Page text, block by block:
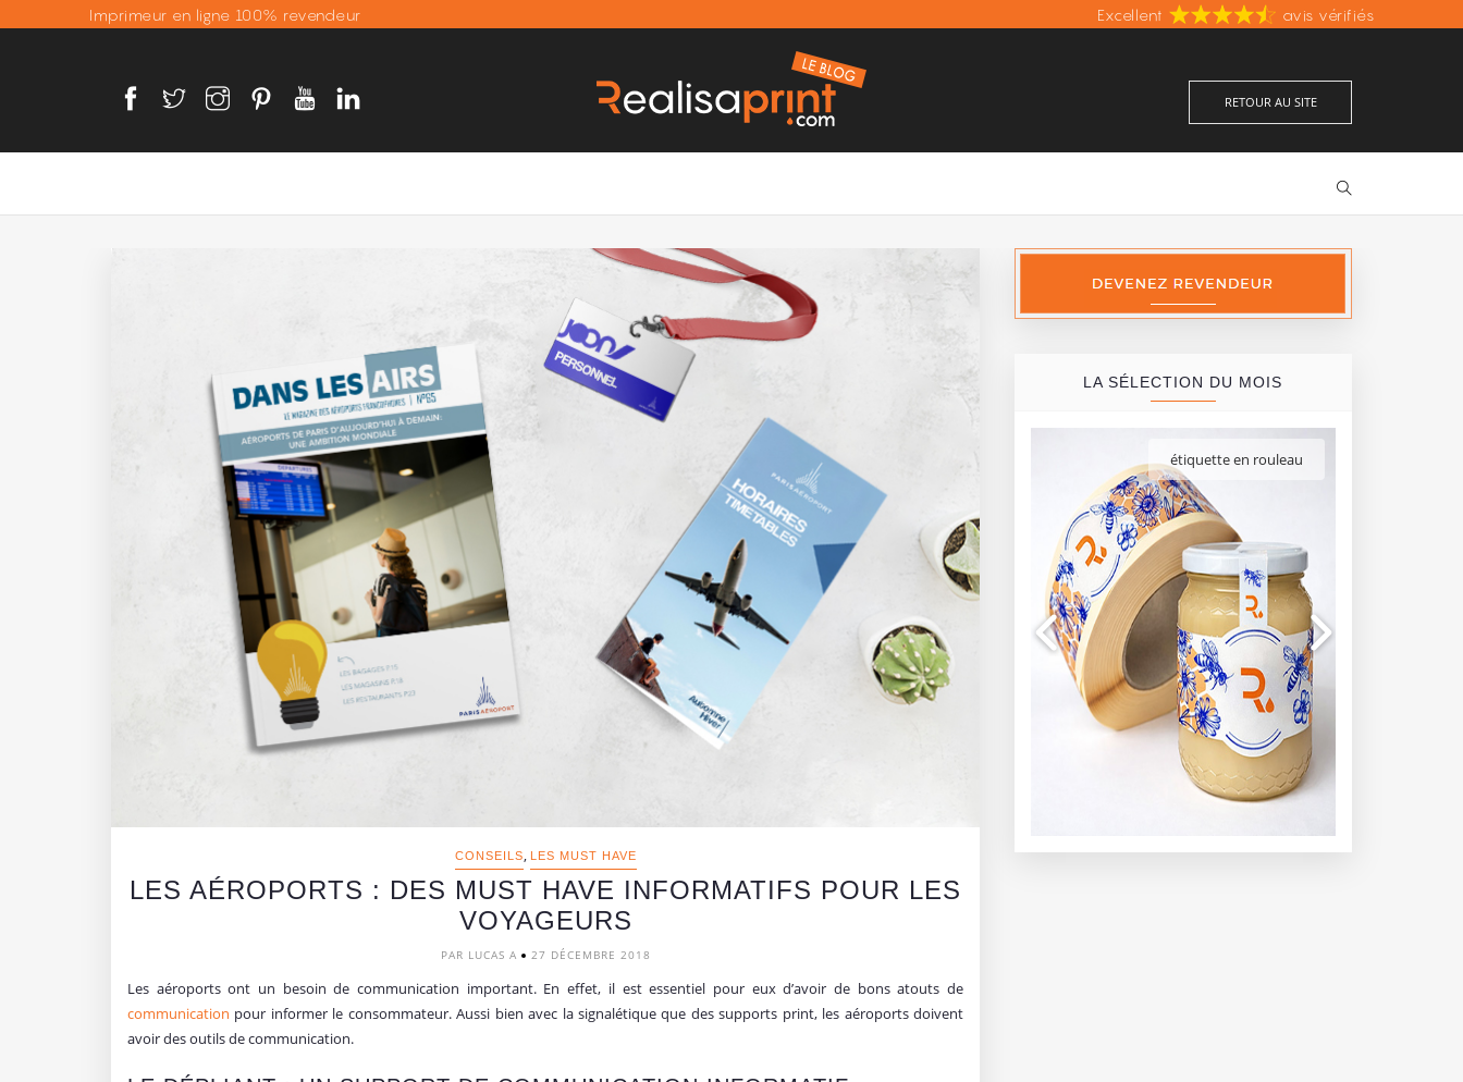
Imprimeur en ligne 100% revendeur
Fabrication française
RETOUR AU SITE
CONSEILS, LES MUST HAVE
LES AÉROPORTS : DES MUST HAVE INFORMATIFS POUR LES
VOYAGEURS
PAR LUCAS A 27 DÉCEMBRE 2018
Les aéroports ont un besoin de communication important. En effet, il est essentiel pour eux d’avoir de bons atouts de
communication pour informer le consommateur. Aussi bien avec la signalétique que des supports print, les aéroports doivent
avoir des outils de communication.
LA SÉLECTION DU MOIS
étiquette en rouleau